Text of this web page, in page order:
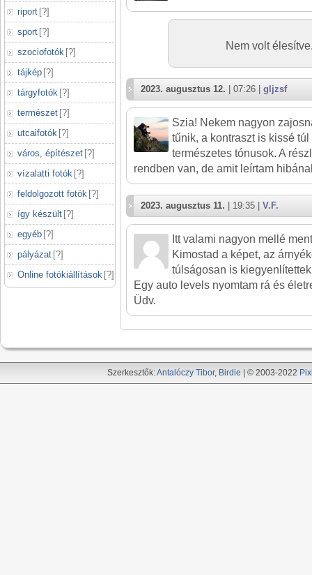
riport [?]
sport [?]
szociofotók [?]
tájkép [?]
tárgyfotók [?]
természet [?]
utcaifotók [?]
város, építészet [?]
vízalatti fotók [?]
feldolgozott fotók [?]
így készült [?]
egyéb [?]
pályázat [?]
Online fotókiállítások [?]
Nem volt
2023. augusztus 12. | 07:26 | gljzsf
Szia! Nekem nagyon
tűnik, a kontraszt is kissé
természetes tónusok. A
rendben van, de amit leírtam
2023. augusztus 11. | 19:35 | V.F.
Itt valami nagyon mellé
Kimostad a képet, az
túlságosan is
Egy auto levels nyomtam rá és
Üdv.
Szerkesztők:Antalóczy Tibor, Birdie | © 2003-2022